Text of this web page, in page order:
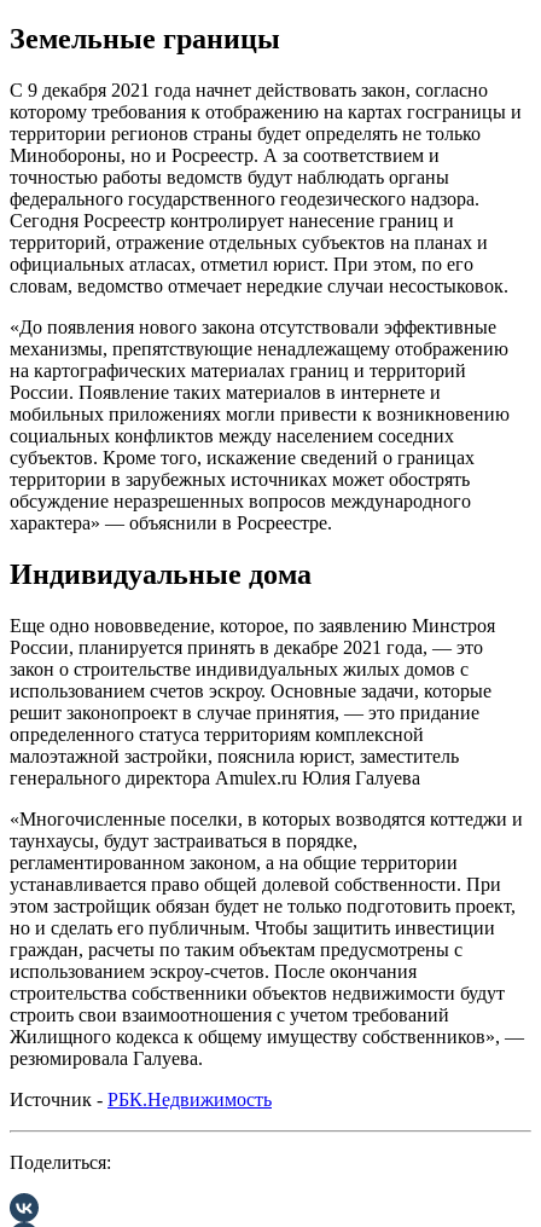
Земельные границы
С 9 декабря 2021 года начнет действовать закон, согласно
которому требования к отображению на картах госграницы и
территории регионов страны будет определять не только
Минобороны, но и Росреестр. А за соответствием и
точностью работы ведомств будут наблюдать органы
федерального государственного геодезического надзора.
Сегодня Росреестр контролирует нанесение границ и
территорий, отражение отдельных субъектов на планах и
официальных атласах, отметил юрист. При этом, по его
словам, ведомство отмечает нередкие случаи несостыковок.
«До появления нового закона отсутствовали эффективные
механизмы, препятствующие ненадлежащему отображению
на картографических материалах границ и территорий
России. Появление таких материалов в интернете и
мобильных приложениях могли привести к возникновению
социальных конфликтов между населением соседних
субъектов. Кроме того, искажение сведений о границах
территории в зарубежных источниках может обострять
обсуждение неразрешенных вопросов международного
характера» — объяснили в Росреестре.
Индивидуальные дома
Еще одно нововведение, которое, по заявлению Минстроя
России, планируется принять в декабре 2021 года, — это
закон о строительстве индивидуальных жилых домов с
использованием счетов эскроу. Основные задачи, которые
решит законопроект в случае принятия, — это придание
определенного статуса территориям комплексной
малоэтажной застройки, пояснила юрист, заместитель
генерального директора Amulex.ru Юлия Галуева
«Многочисленные поселки, в которых возводятся коттеджи и
таунхаусы, будут застраиваться в порядке,
регламентированном законом, а на общие территории
устанавливается право общей долевой собственности. При
этом застройщик обязан будет не только подготовить проект,
но и сделать его публичным. Чтобы защитить инвестиции
граждан, расчеты по таким объектам предусмотрены с
использованием эскроу-счетов. После окончания
строительства собственники объектов недвижимости будут
строить свои взаимоотношения с учетом требований
Жилищного кодекса к общему имуществу собственников», —
резюмировала Галуева.
Источник - РБК.Недвижимость
Поделиться: